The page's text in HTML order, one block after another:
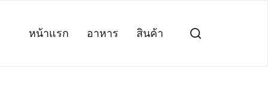
หน้าแรก อาหาร สินค้า